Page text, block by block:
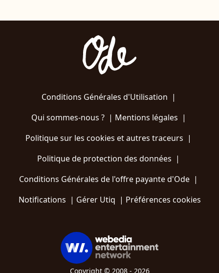
Conditions Générales d'Utilisation |
Qui sommes-nous ?| Mentions légales |
Politique sur les cookies et autres traceurs |
Politique de protection des données |
Conditions Générales de l'offre payante d'Ode |
Notifications | Gérer Utiq | Préférences cookies
Copyright © 2008 - 2026